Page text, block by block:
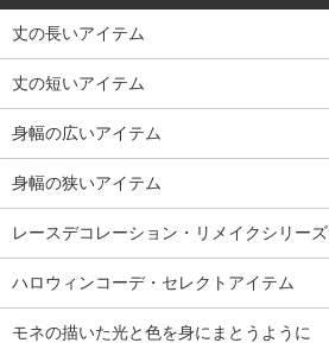
丈の長いアイテム
丈の短いアイテム
身幅の広いアイテム
身幅の狭いアイテム
レースデコレーション・リメイクシリーズ
ハロウィンコーデ・セレクトアイテム
モネの描いた光と色を身にまとうように